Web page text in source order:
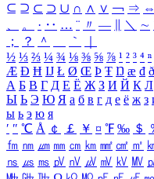
⊆ ⊇ ⊂ ⊃ ∪ ∩ ∧ ∨ ￢ ⇒ ⇔
、
。 · ‥ … ¨ 〃 ― ＼ ∼
；
？ ＾ ｀
½ ⅓ ⅔ ¼ ¾ ⅛ ⅜ ⅝ ⅞ ¹ ² ³ ⁴ ⁿ
Æ Ð Ħ Ĳ Ł Ø Œ Þ Ŧ Ŋ æ đ ð
А Б В Г Д Е Ё Ж З И Й К Л
Ы Ь Э Ю Я а б в г д е ё ж з
ы ь э ю я
′ ″ ℃ Å ￠ ￡ ￥ ¤ ℉ ‰ ＄
㎙ ㎚ ㎛ ㎜ ㎝ ㎞ ㎟ ㎠ ㎡
㎱ ㎲ ㎳ ㎴ ㎵ ㎶ ㎷ ㎸ ㎹